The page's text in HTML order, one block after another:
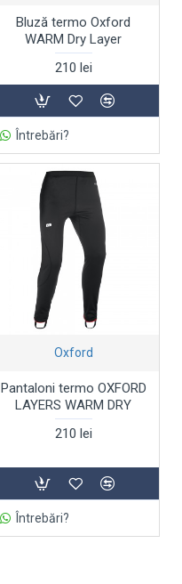
Bluză termo Oxford
WARM Dry Layer
210 lei
Întrebări?
Oxford
Pantaloni termo OXFORD
LAYERS WARM DRY
210 lei
Întrebări?